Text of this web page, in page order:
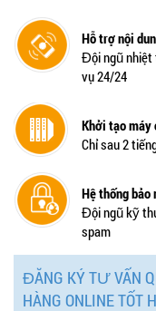
Hỗ trợ nội
Đội ngũ nhiệt
vụ 24/24
Khởi tạo máy
Chỉ sau 2
Hệ thống bảo
Đội ngũ kỹ
spam
ĐĂNG KÝ TƯ VẤN
HÀNG ONLINE TỐT